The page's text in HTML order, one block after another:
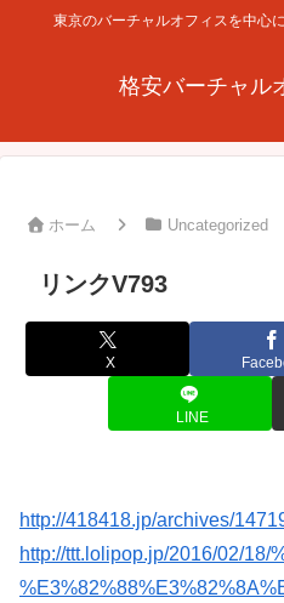
東京のバーチャルオフィスを中心
格安バーチャル
ホーム Uncategorized
リンクV793
X
LINE
http://418418.jp/archives/
http://ttt.lolipop.jp/2016/02/18/